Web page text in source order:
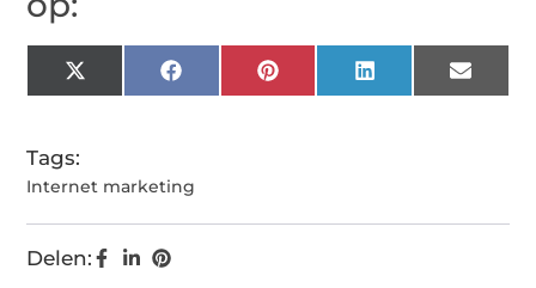
X
(Twitter)
FacebookPinterestLinkedIn Email
Tags:
Internet marketing
Delen: